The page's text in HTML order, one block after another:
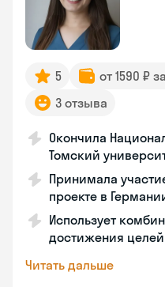
5 от 1590 ₽
3 отзыва
Окончила
Томский
Принимала
проекте в
Использует
достижения
Читать дальше